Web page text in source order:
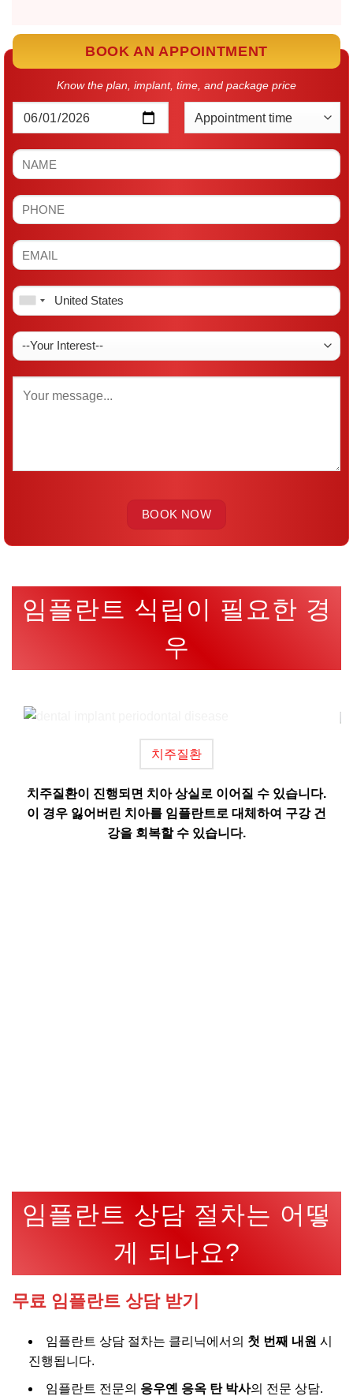
BOOK AN APPOINTMENT
Know the plan, implant, time, and package price
임플란트 식립이 필요한 경
우
치주질환
치주질환이 진행되면 치아 상실로 이어질 수 있습니다.
이 경우 잃어버린 치아를 임플란트로 대체하여 구강 건
강을 회복할 수 있습니다.
임플란트 상담 절차는 어떻
게 되나요?
무료 임플란트 상담 받기
임플란트 상담 절차는 클리닉에서의 첫 번째 내원 시
진행됩니다.
임플란트 전문의 응우옌 응옥 탄 박사의 전문 상담.